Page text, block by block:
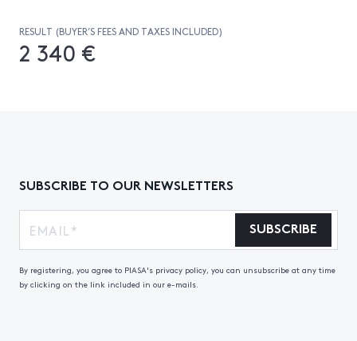
RESULT (BUYER’S FEES AND TAXES INCLUDED)
2 340 €
SUBSCRIBE TO OUR NEWSLETTERS
SUBSCRIBE
By registering, you agree to PIASA's privacy policy, you can unsubscribe at any time
by clicking on the link included in our e-mails.